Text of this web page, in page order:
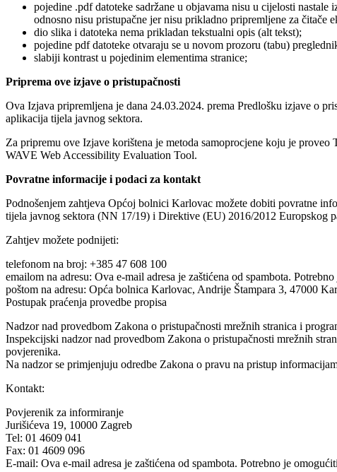
pojedine .pdf datoteke sadržane u objavama nisu u cijelosti
odnosno nisu pristupačne jer nisu prikladno pripremljene za čitače
dio slika i datoteka nema prikladan tekstualni opis (alt tekst);
pojedine pdf datoteke otvaraju se u novom prozoru (tabu)
slabiji kontrast u pojedinim elementima stranice;
Priprema ove izjave o pristupačnosti
Ova Izjava pripremljena je dana 24.03.2024. prema Predlošku izjave o
aplikacija tijela javnog sektora.
Za pripremu ove Izjave korištena je metoda samoprocjene koju je
WAVE Web Accessibility Evaluation Tool.
Povratne informacije i podaci za kontakt
Podnošenjem zahtjeva Općoj bolnici Karlovac možete dobiti povratne
tijela javnog sektora (NN 17/19) i Direktive (EU) 2016/2012 Europskog
Zahtjev možete podnijeti:
telefonom na broj: +385 47 608 100
emailom na adresu: Ova e-mail adresa je zaštićena od spambota.
poštom na adresu: Opća bolnica Karlovac, Andrije Štampara 3, 47000
Postupak praćenja provedbe propisa
Nadzor nad provedbom Zakona o pristupačnosti mrežnih stranica i
Inspekcijski nadzor nad provedbom Zakona o pristupačnosti mrežnih
povjerenika.
Na nadzor se primjenjuju odredbe Zakona o pravu na pristup
Kontakt:
Povjerenik za informiranje
Jurišićeva 19, 10000 Zagreb
Tel: 01 4609 041
Fax: 01 4609 096
E-mail: Ova e-mail adresa je zaštićena od spambota. Potrebno je